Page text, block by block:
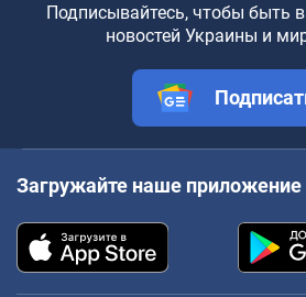
Подписывайтесь, чтобы быть
новостей Украины и
Загружайте наше приложение